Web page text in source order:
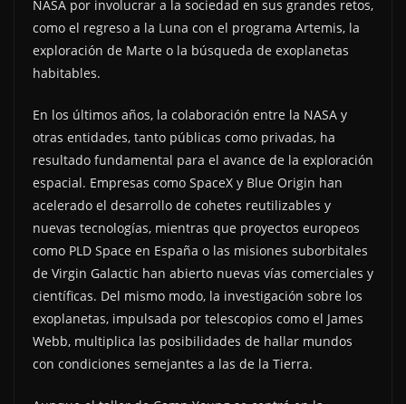
NASA por involucrar a la sociedad en sus grandes retos,
como el regreso a la Luna con el programa Artemis, la
exploración de Marte o la búsqueda de exoplanetas
habitables.
En los últimos años, la colaboración entre la NASA y
otras entidades, tanto públicas como privadas, ha
resultado fundamental para el avance de la exploración
espacial. Empresas como SpaceX y Blue Origin han
acelerado el desarrollo de cohetes reutilizables y
nuevas tecnologías, mientras que proyectos europeos
como PLD Space en España o las misiones suborbitales
de Virgin Galactic han abierto nuevas vías comerciales y
científicas. Del mismo modo, la investigación sobre los
exoplanetas, impulsada por telescopios como el James
Webb, multiplica las posibilidades de hallar mundos
con condiciones semejantes a las de la Tierra.